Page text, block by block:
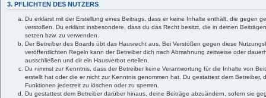
3. PFLICHTEN DES NUTZERS
Du erklärst mit der Erstellung eines Beitrags, dass er keine Inhalte enthält, die gegen
verstoßen. Du erklärst insbesondere, dass du das Recht besitzt, die in deinen
setzen bzw. zu verwenden.
Der Betreiber des Boards übt das Hausrecht aus. Bei Verstößen gegen diese
veröffentlichten Regeln kann der Betreiber dich nach Abmahnung zeitweise oder
ausschließen und dir ein Hausverbot erteilen.
Du nimmst zur Kenntnis, dass der Betreiber keine Verantwortung für die Inhalte von
erstellt hat oder die er nicht zur Kenntnis genommen hat. Du gestattest dem Betreiber,
Funktionen jederzeit zu löschen oder zu sperren.
Du gestattest dem Betreiber darüber hinaus, deine Beiträge abzuändern, sofern sie